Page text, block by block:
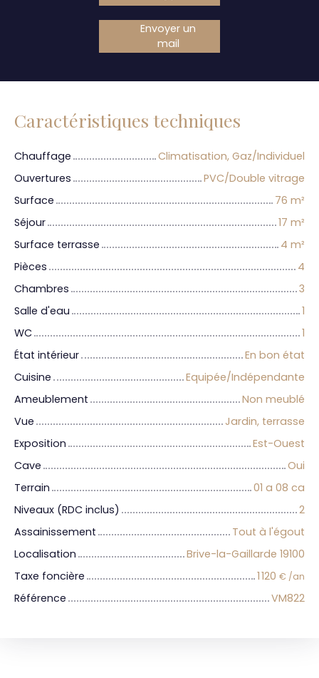
Envoyer un
mail
Caractéristiques techniques
Chauffage
Climatisation, Gaz/Individuel
Ouvertures
PVC/Double vitrage
Surface
76 m²
Séjour
17 m²
Surface terrasse
4 m²
Pièces
4
Chambres
3
Salle d'eau
1
WC
1
État intérieur
En bon état
Cuisine
Equipée/Indépendante
Ameublement
Non meublé
Vue
Jardin, terrasse
Exposition
Est-Ouest
Cave
Oui
Terrain
01 a 08 ca
Niveaux (RDC inclus)
2
Assainissement
Tout à l'égout
Localisation
Brive-la-Gaillarde 19100
Taxe foncière
1 120 € /an
Référence VM822